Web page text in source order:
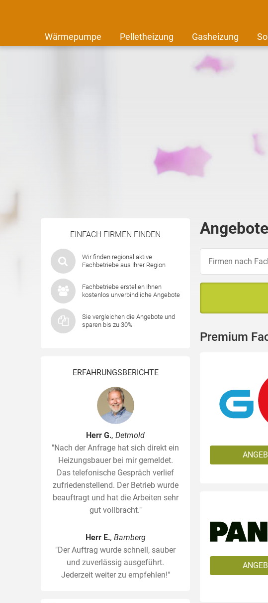
Wärmepumpe Pelletheizung Gasheizung
EINFACH FIRMEN FINDEN
Wir finden regional aktive
Fachbetriebe aus Ihrer Region
Fachbetriebe erstellen Ihnen
kostenlos unverbindliche Angebote
Sie vergleichen die Angebote und
sparen bis zu 30%
ERFAHRUNGSBERICHTE
Herr G., Detmold
"Nach der Anfrage hat sich direkt ein
Heizungsbauer bei mir gemeldet.
Das telefonische Gespräch verlief
zufriedenstellend. Der Betrieb wurde
beauftragt und hat die Arbeiten sehr
gut vollbracht."
Herr E., Bamberg
"Der Auftrag wurde schnell, sauber
und zuverlässig ausgeführt.
Jederzeit weiter zu empfehlen!"
Premium